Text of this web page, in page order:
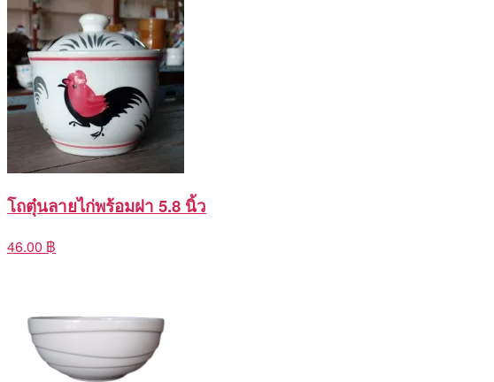
โถตุ๋นลายไก่พร้อมฝา 5.8 นิ้ว
46.00 ฿